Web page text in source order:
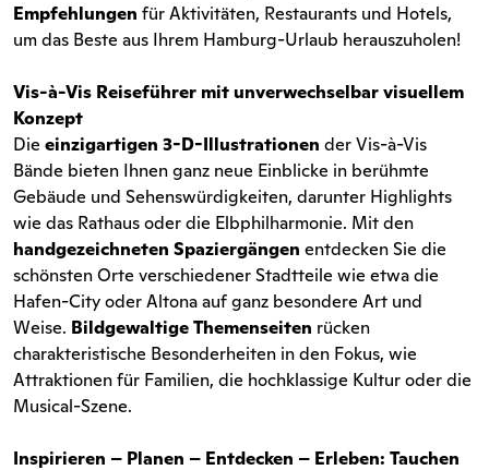
Empfehlungen für Aktivitäten, Restaurants und Hotels,
um das Beste aus Ihrem Hamburg-Urlaub herauszuholen!
Vis-à-Vis Reiseführer mit unverwechselbar visuellem
Konzept
Die einzigartigen 3-D-Illustrationen der Vis-à-Vis
Bände bieten Ihnen ganz neue Einblicke in berühmte
Gebäude und Sehenswürdigkeiten, darunter Highlights
wie das Rathaus oder die Elbphilharmonie. Mit den
handgezeichneten Spaziergängen entdecken Sie die
schönsten Orte verschiedener Stadtteile wie etwa die
Hafen-City oder Altona auf ganz besondere Art und
Weise. Bildgewaltige Themenseiten rücken
charakteristische Besonderheiten in den Fokus, wie
Attraktionen für Familien, die hochklassige Kultur oder die
Musical-Szene.
Inspirieren – Planen – Entdecken – Erleben: Tauchen